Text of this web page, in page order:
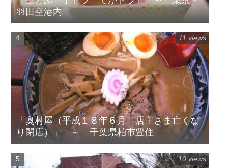
羽田空港内
「奥村屋（平成１８年６月 店主さま亡くな
り閉店）」 ～ 千葉県柏市豊住
11 views
10 views